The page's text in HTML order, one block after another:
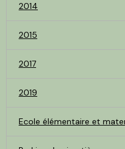
2014
2015
2017
2019
Ecole élémentaire et